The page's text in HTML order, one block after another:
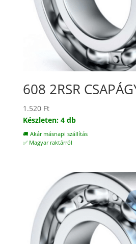
608 2RSR
1.520 Ft
Készleten: 4 db
🚚 Akár másnapi szállítás
✅ Magyar raktárról